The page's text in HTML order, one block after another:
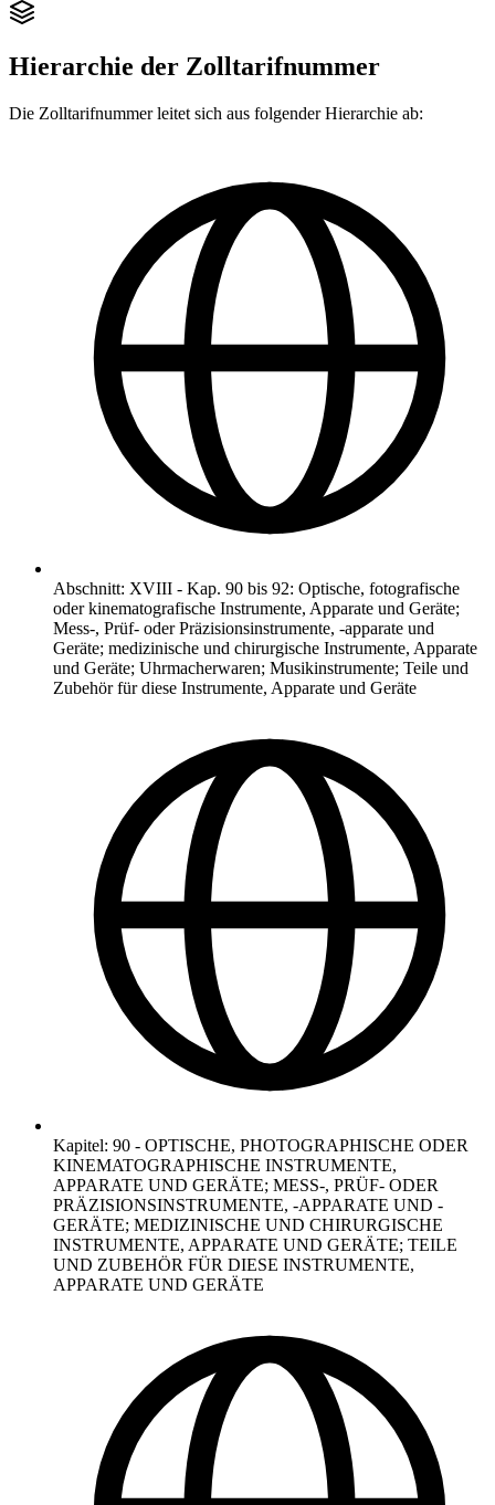
Hierarchie der Zolltarifnummer
Die Zolltarifnummer leitet sich aus folgender Hierarchie ab:
Abschnitt: XVIII - Kap. 90 bis 92: Optische, fotografische
oder kinematografische Instrumente, Apparate und Geräte;
Mess-, Prüf- oder Präzisionsinstrumente, -apparate und
Geräte; medizinische und chirurgische Instrumente, Apparate
und Geräte; Uhrmacherwaren; Musikinstrumente; Teile und
Zubehör für diese Instrumente, Apparate und Geräte
Kapitel: 90 - OPTISCHE, PHOTOGRAPHISCHE ODER
KINEMATOGRAPHISCHE INSTRUMENTE,
APPARATE UND GERÄTE; MESS-, PRÜF- ODER
PRÄZISIONSINSTRUMENTE, -APPARATE UND -
GERÄTE; MEDIZINISCHE UND CHIRURGISCHE
INSTRUMENTE, APPARATE UND GERÄTE; TEILE
UND ZUBEHÖR FÜR DIESE INSTRUMENTE,
APPARATE UND GERÄTE